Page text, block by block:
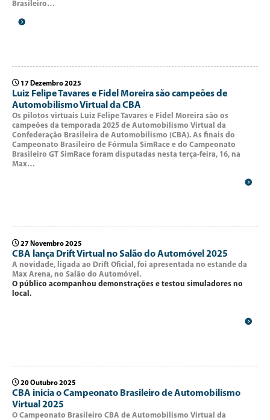
Brasileiro…
17 Dezembro 2025
Luiz Felipe Tavares e Fidel Moreira são campeões de
Automobilismo Virtual da CBA
Os pilotos virtuais Luiz Felipe Tavares e Fidel Moreira são os
campeões da temporada 2025 de Automobilismo Virtual da
Confederação Brasileira de Automobilismo (CBA). As finais do
Campeonato Brasileiro de Fórmula SimRace e do Campeonato
Brasileiro GT SimRace foram disputadas nesta terça-feira, 16, na
Max…
27 Novembro 2025
CBA lança Drift Virtual no Salão do Automóvel 2025
A novidade, ligada ao Drift Oficial, foi apresentada no estande da
Max Arena, no Salão do Automóvel.
O público acompanhou demonstrações e testou simuladores no
local.
20 Outubro 2025
CBA inicia o Campeonato Brasileiro de Automobilismo
Virtual 2025
O Campeonato Brasileiro CBA de Automobilismo Virtual da